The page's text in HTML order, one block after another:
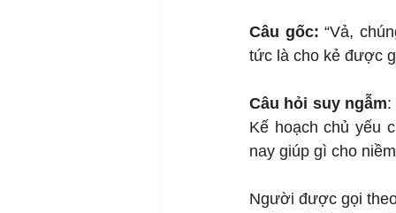
Câu gốc: “Vả,
tức là cho kẻ được
Câu hỏi suy ngẫm:
Kế hoạch chủ yếu
nay giúp gì cho
Người được gọi